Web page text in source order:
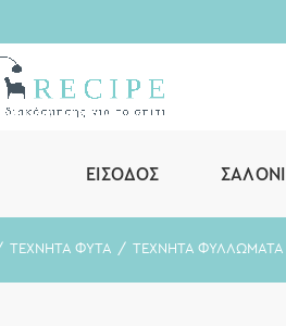
ΕΊΣΟΔΟΣ ΣΑΛΌΝΙ
ΤΕΧΝΗΤΑ ΦΥΤΑ ΤΕΧΝΗΤΑ ΦΥΛΛΩΜΑΤΑ